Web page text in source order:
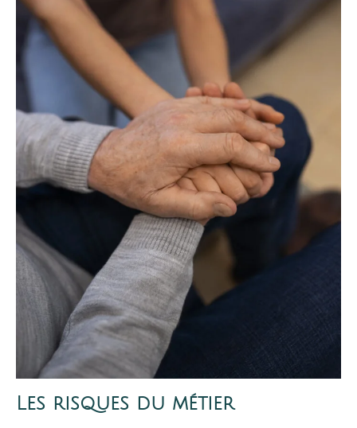
Les risques du métier